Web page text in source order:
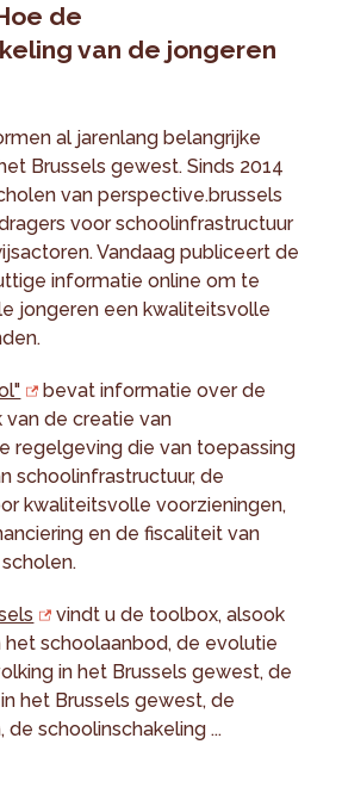
de
van de jongeren
al jarenlang belangrijke
Brussels gewest. Sinds 2014
van perspective.brussels
voor schoolinfrastructuur
Vandaag publiceert de
informatie online om te
jongeren een kwaliteitsvolle
bevat informatie over de
de creatie van
regelgeving die van toepassing
schoolinfrastructuur, de
kwaliteitsvolle voorzieningen,
en de fiscaliteit van
vindt u de toolbox, alsook
schoolaanbod, de evolutie
in het Brussels gewest, de
het Brussels gewest, de
schoolinschakeling ...